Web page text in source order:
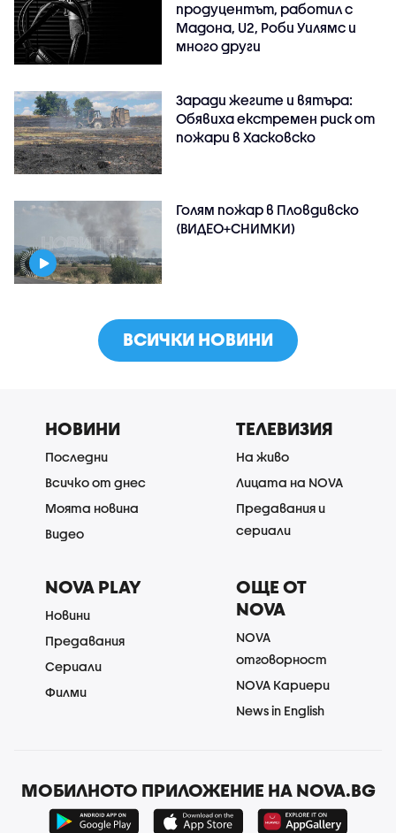
продуцентът, работил с
Мадона, U2, Роби Уилямс и
много други
Заради жегите и вятъра:
Обявиха екстремен риск от
пожари в Хасковско
Голям пожар в Пловдивско
(ВИДЕО+СНИМКИ)
ВСИЧКИ НОВИНИ
НОВИНИ
Последни
Всичко от днес
Моята новина
Видео
ТЕЛЕВИЗИЯ
На живо
Лицата на NOVA
Предавания и
сериали
NOVA PLAY
Новини
Предавания
Сериали
Филми
ОЩЕ ОТ
NOVA
NOVA
отговорност
NOVA Кариери
News in English
МОБИЛНОТО ПРИЛОЖЕНИЕ НА NOVA.BG